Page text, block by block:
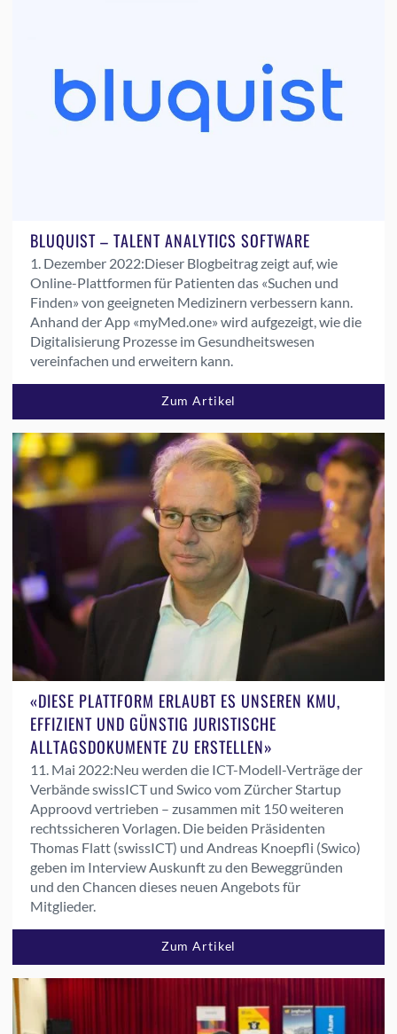
BLUQUIST – TALENT ANALYTICS SOFTWARE
1. Dezember 2022:Dieser Blogbeitrag zeigt auf, wie
Online-Plattformen für Patienten das «Suchen und
Finden» von geeigneten Medizinern verbessern kann.
Anhand der App «myMed.one» wird aufgezeigt, wie die
Digitalisierung Prozesse im Gesundheitswesen
vereinfachen und erweitern kann.
Zum Artikel
«DIESE PLATTFORM ERLAUBT ES UNSEREN KMU,
EFFIZIENT UND GÜNSTIG JURISTISCHE
ALLTAGSDOKUMENTE ZU ERSTELLEN»
11. Mai 2022:Neu werden die ICT-Modell-Verträge der
Verbände swissICT und Swico vom Zürcher Startup
Approovd vertrieben – zusammen mit 150 weiteren
rechtssicheren Vorlagen. Die beiden Präsidenten
Thomas Flatt (swissICT) und Andreas Knoepfli (Swico)
geben im Interview Auskunft zu den Beweggründen
und den Chancen dieses neuen Angebots für
Mitglieder.
Zum Artikel